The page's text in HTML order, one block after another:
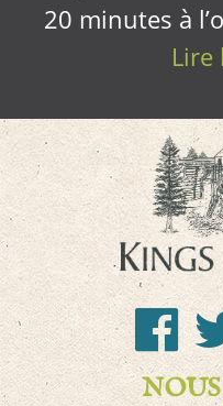
20 minutes à